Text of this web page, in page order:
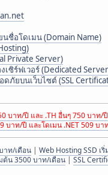
นชื่อโดเมน (Domain Name)
Private Server)
เซิร์ฟเวอร์ (Dedicated
ดภัยบนเว็บไซต์ (SSL
บาท/ปี และ .TH อื่นๆ 750 บาท/ปี
บาท/ปี และโดเมน .NET 509 บา
าท/เดือน | Web Hosting SSD เ
ต้น 3500 บาท/เดือน | SSL